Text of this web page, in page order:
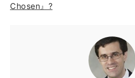
Chosen』?